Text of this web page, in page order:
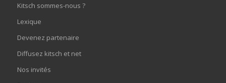
Kitsch sommes-nous ?
Lexique
Devenez partenaire
Diffusez kitsch et net
Nos invités